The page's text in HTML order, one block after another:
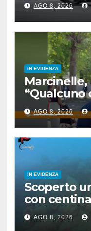
AGO 8, 2026
IN EVIDENZA
Marcinelle,
“Qualcuno
voltare le
AGO 8, 2026
IN EVIDENZA
Scoperto
con
largo di
AGO 8, 2026